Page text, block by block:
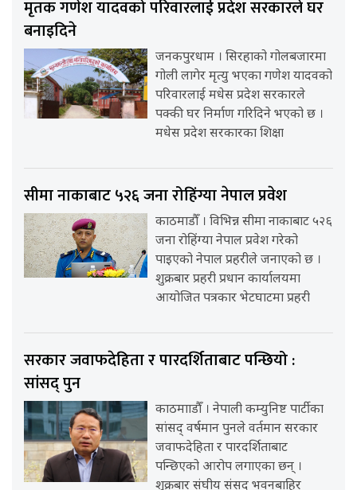
मृतक गणेश यादवको परिवारलाई प्रदेश सरकारले घर
बनाइदिने
जनकपुरधाम । सिरहाको गोलबजारमा
गोली लागेर मृत्यु भएका गणेश यादवको
परिवारलाई मधेस प्रदेश सरकारले
पक्की घर निर्माण गरिदिने भएको छ ।
मधेस प्रदेश सरकारका शिक्षा
सीमा नाकाबाट ५२६ जना रोहिंग्या नेपाल प्रवेश
काठमाडौँ । विभिन्न सीमा नाकाबाट ५२६
जना रोहिंग्या नेपाल प्रवेश गरेको
पाइएको नेपाल प्रहरीले जनाएको छ ।
शुक्रबार प्रहरी प्रधान कार्यालयमा
आयोजित पत्रकार भेटघाटमा प्रहरी
सरकार जवाफदेहिता र पारदर्शिताबाट पन्छियो :
सांसद् पुन
काठमााडौँ । नेपाली कम्युनिष्ट पार्टीका
सांसद् वर्षमान पुनले वर्तमान सरकार
जवाफदेहिता र पारदर्शिताबाट
पन्छिएको आरोप लगाएका छन् ।
शुक्रबार संघीय संसद् भवनबाहिर